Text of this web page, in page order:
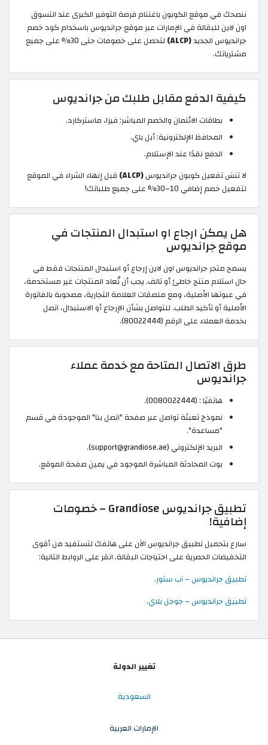
ننصحك في موقع الكوبون باغتنام فرصة التوفير الكبرى عند التسوق
اون لاين للبقالة في الإمارات عبر موقع جرانديوس باسخدام كود خصم
جرانديوس الجديد(ALCP)
لتحصل على خصومات حتى 30% على جميع
مشترياتك.
كيفية الدفع مقابل طلبك من جرانديوس
بطاقات الائتمان والخصم المباشر: فيزا، ماستركارد.
المحافظ الإلكترونية: أبل باي.
الدفع نقدًا عند الإستلام.
لا تنسَ تفعيل كوبون جرانديوس(ALCP)
قبل إنهاء الشراء في الموقع
لتفعيل خصم إضافي 10–30% على جميع طلباتك!
هل يمكن ارجاع او استبدال المنتجات في
موقع جرانديوس
يسمح متجر جرانديوس اون لاين إرجاع أو استبدال المنتجات فقط في
حال استلام منتج خاطئ أو تالف. يجب أن تُعاد المنتجات غير مستخدمة،
في عبوتها الأصلية، ومع ملصقات العلامة التجارية، مصحوبة بالفاتورة
الأصلية أو تأكيد الطلب. للتواصل بشأن الإرجاع أو الاستبدال، اتصل
بخدمة العملاء على الرقم (80022444).
طرق الاتصال المتاحة مع خدمة عملاء
جرانديوس
هاتفيًا : (0080022444).
نموذج تعبئة تواصل عبر صفحة "اتصل بنا" الموجودة في قسم
"مساعدة".
البريد الإلكتروني (support@grandiose.ae).
بوت المحادثة المباشرة الموجود في يمين صفحة الموقع.
تطبيق جرانديوس Grandiose – خصومات
إضافية!
سارع بتحميل تطبيق جرانديوس الآن على هاتفك لتستفيد من أقوى
التخفيضات الحصرية على احتياجات البقالة. انقر على الروابط التالية:
تطبيق جرانديوس – آب ستور.
تطبيق جرانديوس – جوجل بلاي.
تغيير الدولة
السعودية
الإمارات العربية